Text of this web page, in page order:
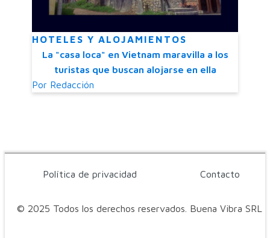
HOTELES Y ALOJAMIENTOS
La "casa loca" en Vietnam maravilla a los
turistas que buscan alojarse en ella
Por Redacción
© 2025 Todos los derechos reservados. Buena Vibra SRL
Política de privacidad Contacto